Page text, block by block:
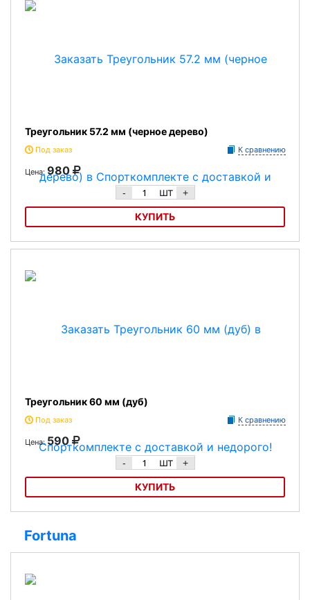
Треугольник 57.2 мм (черное дерево)
Под заказ К сравнению
Цена: 980
- шт +
КУПИТЬ
Треугольник 57.2 мм (черное дерево)
Треугольник 60 мм (дуб)
Под заказ К сравнению
Цена:590
- шт +
КУПИТЬ
Fortuna